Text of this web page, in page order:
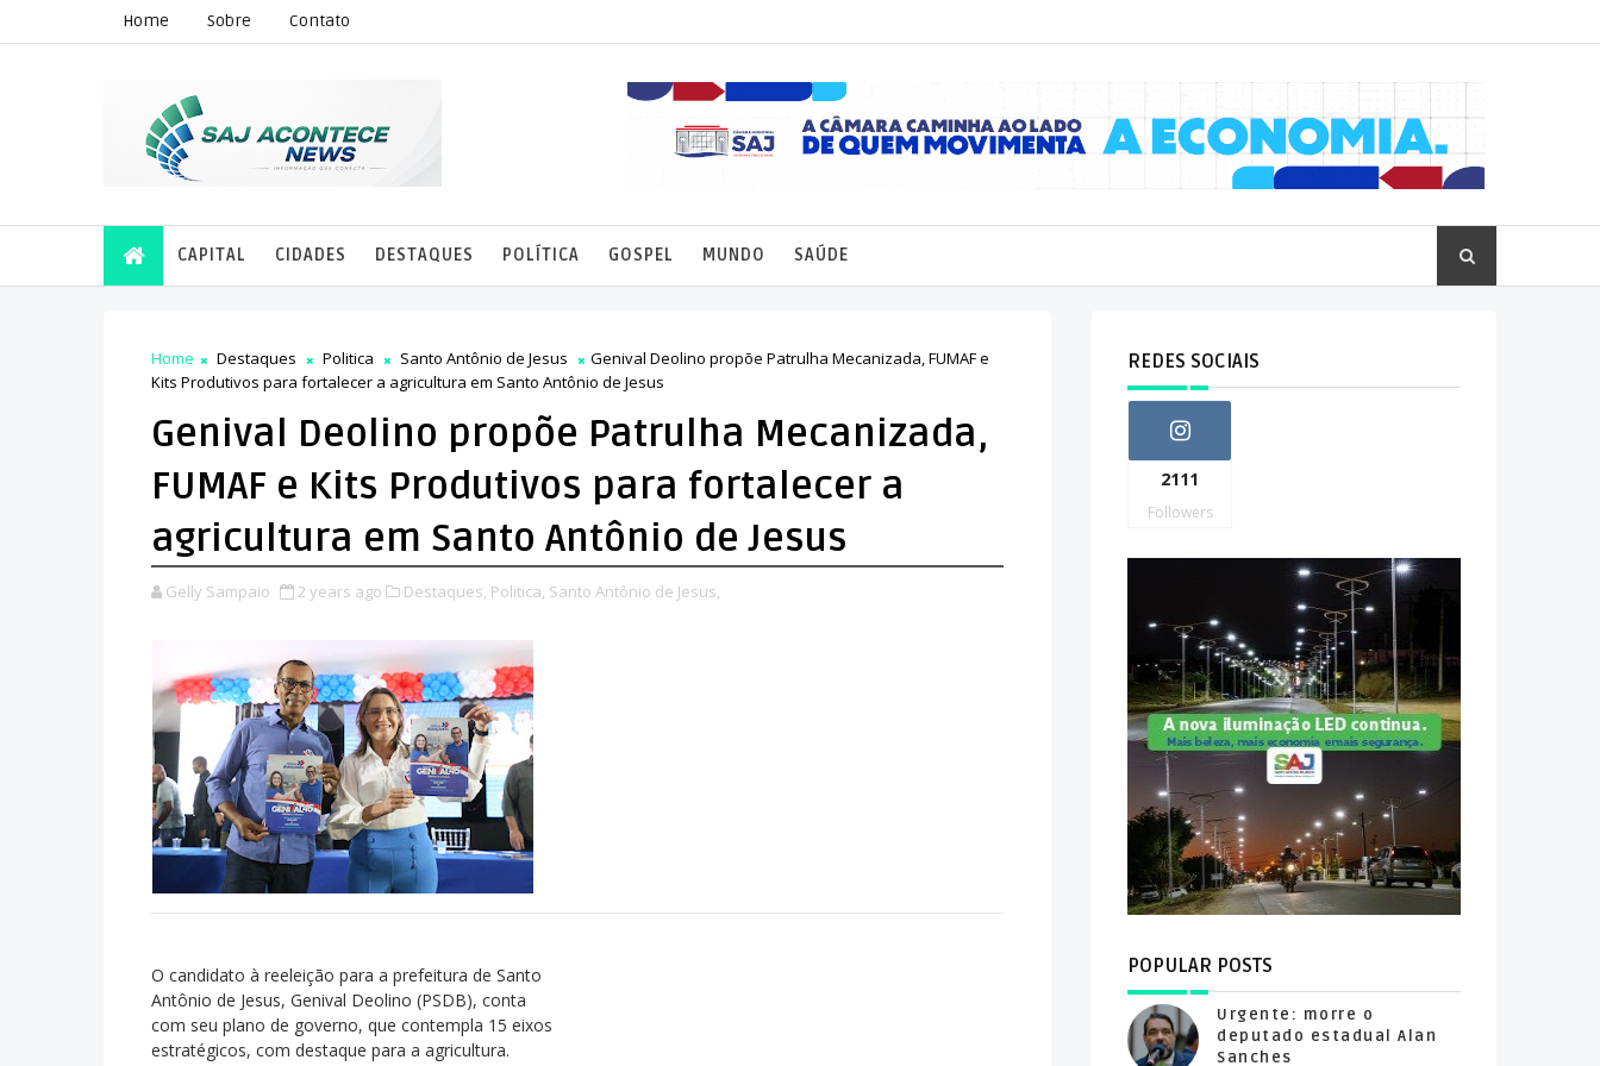
Home Sobre Contato
CAPITAL CIDADES DESTAQUES POLÍTICA GOSPEL MUNDO SAÚDE
Home Destaques Politica Santo Antônio de Jesus
Genival Deolino propõe Patrulha Mecanizada, FUMAF e
Kits Produtivos para fortalecer a agricultura em Santo Antônio de Jesus
Genival Deolino propõe Patrulha Mecanizada,
FUMAF e Kits Produtivos para fortalecer a
agricultura em Santo Antônio de Jesus
Gelly Sampaio 2 years ago Destaques, Politica, Santo Antônio de Jesus,
O candidato à reeleição para a prefeitura de Santo
Antônio de Jesus, Genival Deolino (PSDB), conta
com seu plano de governo, que contempla 15 eixos
estratégicos, com destaque para a agricultura.
REDES SOCIAIS
2111
Followers
POPULAR POSTS
Urgente: morre o
deputado estadual Alan
Sanches